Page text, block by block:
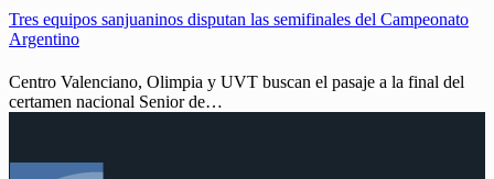
Tres equipos sanjuaninos disputan las semifinales del Campeonato
Argentino
Centro Valenciano, Olimpia y UVT buscan el pasaje a la final del
certamen nacional Senior de…